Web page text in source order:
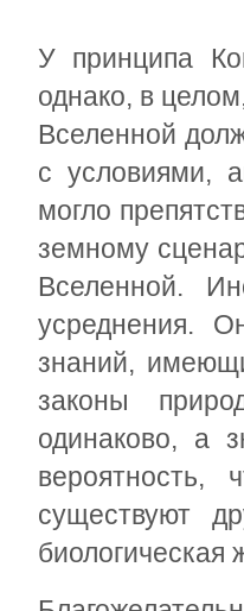
У принципа
однако, в
Вселенной
с условиями,
могло
земному
Вселенной.
усреднения.
знаний,
законы
одинаково, а
существуют
биологическая